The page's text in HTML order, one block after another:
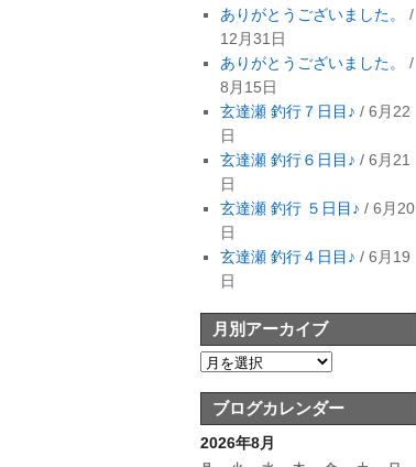
ありがとうございました。
/
12月31日
ありがとうございました。
/
8月15日
玄達瀬 釣行７日目♪ / 6月22
日
玄達瀬 釣行６日目♪ / 6月21
日
玄達瀬 釣行 ５日目♪ / 6月20
日
玄達瀬 釣行４日目♪ / 6月19
日
月別アーカイブ
ブログカレンダー
2026年8月